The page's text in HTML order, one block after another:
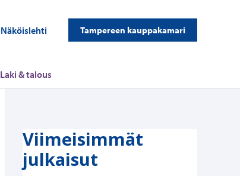
Näköislehti Tampereen kauppakamari
Laki & talous
Viimeisimmät
julkaisut